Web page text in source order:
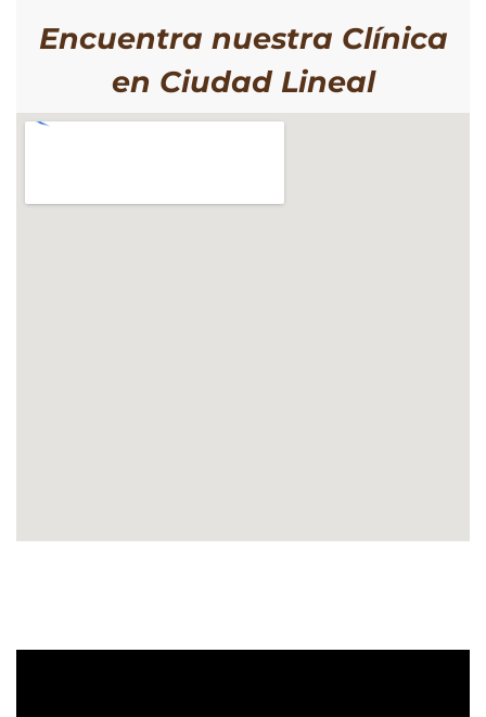
Encuentra nuestra Clínica
en Ciudad Lineal